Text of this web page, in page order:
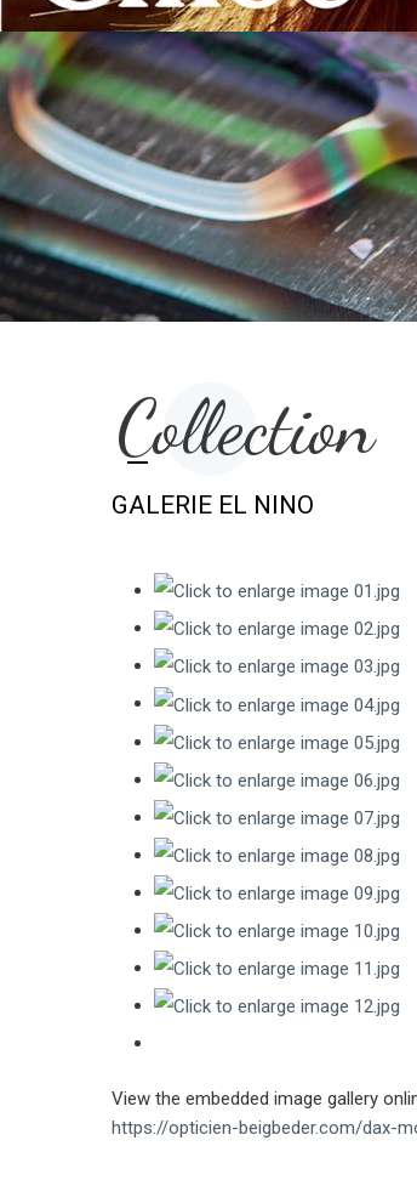
Collection
GALERIE EL NINO
View the embedded image gallery
https://opticien-beigbeder.com/dax-